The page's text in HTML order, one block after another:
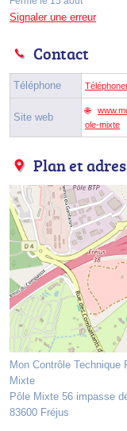
Signaler une erreur
Contact
Téléphone
Site web
ole-mixte
Plan et
Mon Contrôle Technique
Mixte
Pôle Mixte 56 impasse
83600 Fréjus